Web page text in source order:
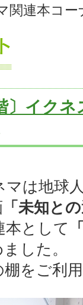
関連本コ
イクネ
は地球
「未知と
本として
した。
をご利